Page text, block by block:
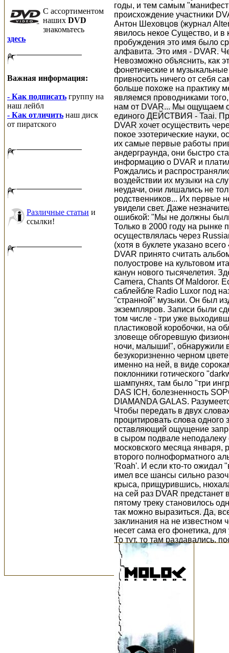
C ассортиментом
наших DVD
знакомьтесь
здесь
Важная информация:
- Как подписать группу на
наш лейбл
- Как отличить наш диск
от пиратского
Различные статьи и
ссылки!